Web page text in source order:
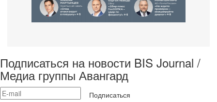
Подписаться на новости BIS Journal /
Медиа группы Авангард
Подписаться